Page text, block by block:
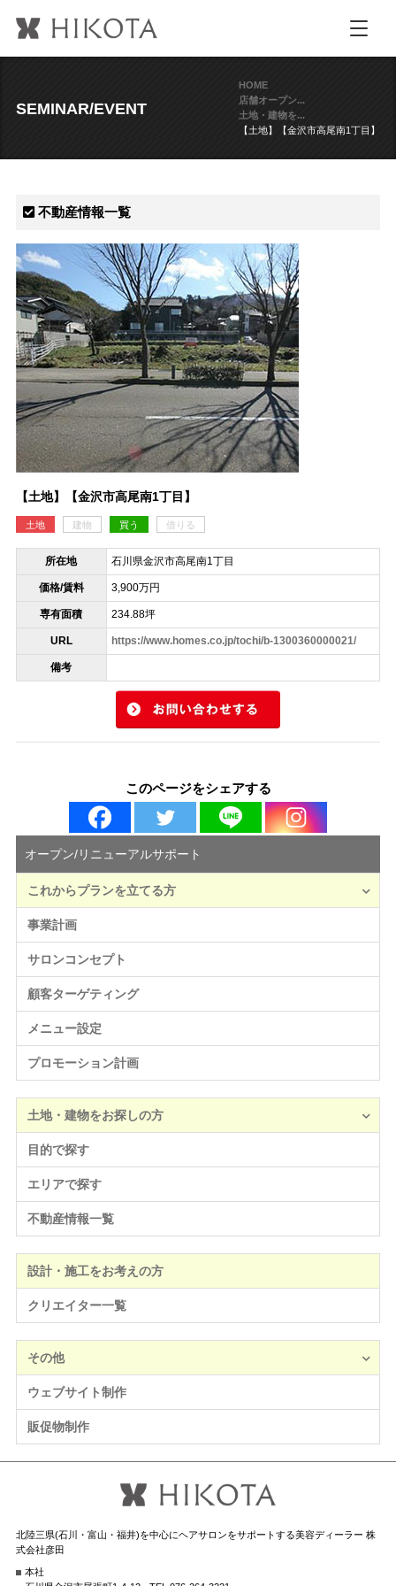
SEMINAR/EVENT
HOME
店舗オープン...
土地・建物を...
【土地】【金沢市高尾南1丁目】
不動産情報一覧
【土地】【金沢市高尾南1丁目】
土地 建物 買う 借りる
所在地 石川県金沢市高尾南1丁目
価格/賃料 3,900万円
専有面積 234.88坪
URL https://www.homes.co.jp/tochi/b-1300360000021/
備考
このページをシェアする
オープン/リニューアルサポート
これからプランを立てる方
事業計画
サロンコンセプト
顧客ターゲティング
メニュー設定
プロモーション計画
土地・建物をお探しの方
目的で探す
エリアで探す
不動産情報一覧
設計・施工をお考えの方
クリエイター一覧
その他
ウェブサイト制作
販促物制作
北陸三県(石川・富山・福井)を中心にヘアサロンをサポートする美容ディーラー 株
式会社彦田
本社